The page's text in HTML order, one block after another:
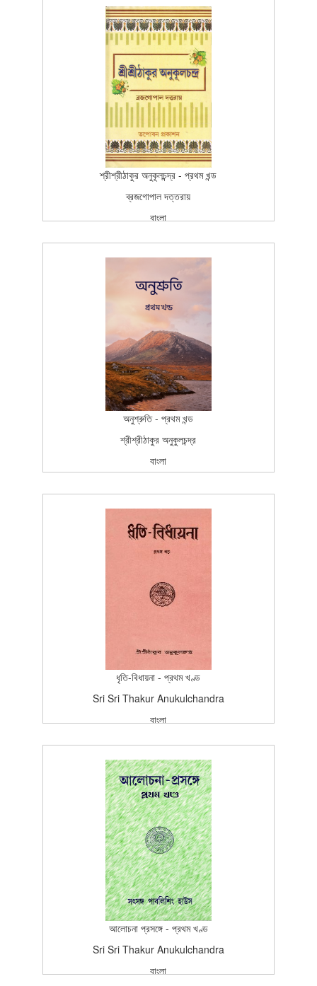
তপোবন প্রকাশন
Third Edition
2005-09-01T15:26:37Z
SCAN_BOOK
100
শ্রীশ্রীঠাকুর অনুকূলচন্দ্র - প্রথম খন্ড
ব্রজগোপাল দত্তরায়
বাংলা
তপোবন প্রকাশন
Third Edition
1984-06-04T15:26:37Z
SCAN_BOOK
100
অনুশ্রুতি - প্রথম খন্ড
শ্রীশ্রীঠাকুর অনুকুলচন্দ্র
বাংলা
प्रथम प्रकाश
100
ধৃতি-বিধায়না - প্রথম খণ্ড
Sri Sri Thakur Anukulchandra
বাংলা
প্রকাশন
Edition (2nd Edition - 1986)
1986-11-17T15:26:37Z
SCAN_BOOK
5
আলোচনা প্রসঙ্গে - প্রথম খণ্ড
Sri Sri Thakur Anukulchandra
বাংলা